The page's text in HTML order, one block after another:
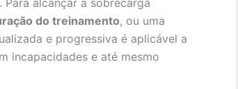
alcançar a sobrecarga
do treinamento, ou uma
e progressiva é aplicável a
incapacidades e até mesmo